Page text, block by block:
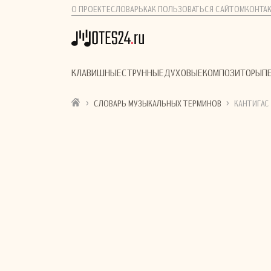
О ПРОЕКТЕСЛОВАРЬ КАК ПОЛЬЗОВАТЬСЯ САЙТОМ
КЛАВИШНЫЕСТРУННЫЕДУХОВЫЕКОМПОЗИТОРЫ
› СЛОВАРЬ МУЗЫКАЛЬНЫХ ТЕРМИНОВ › КАНТИГАС